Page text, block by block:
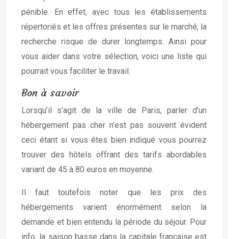
pénible. En effet, avec tous les établissements
répertoriés et les offres présentes sur le marché, la
recherche risque de durer longtemps. Ainsi pour
vous aider dans votre sélection, voici une liste qui
pourrait vous faciliter le travail.
Bon à savoir
Lorsqu’il s’agit de la ville de Paris, parler d’un
hébergement pas cher n’est pas souvent évident
ceci étant si vous êtes bien indiqué vous pourrez
trouver des hôtels offrant des tarifs abordables
variant de 45 à 80 euros en moyenne.
Il faut toutefois noter que les prix des
hébergements varient énormément selon la
demande et bien entendu la période du séjour. Pour
info, la saison basse dans la capitale française est